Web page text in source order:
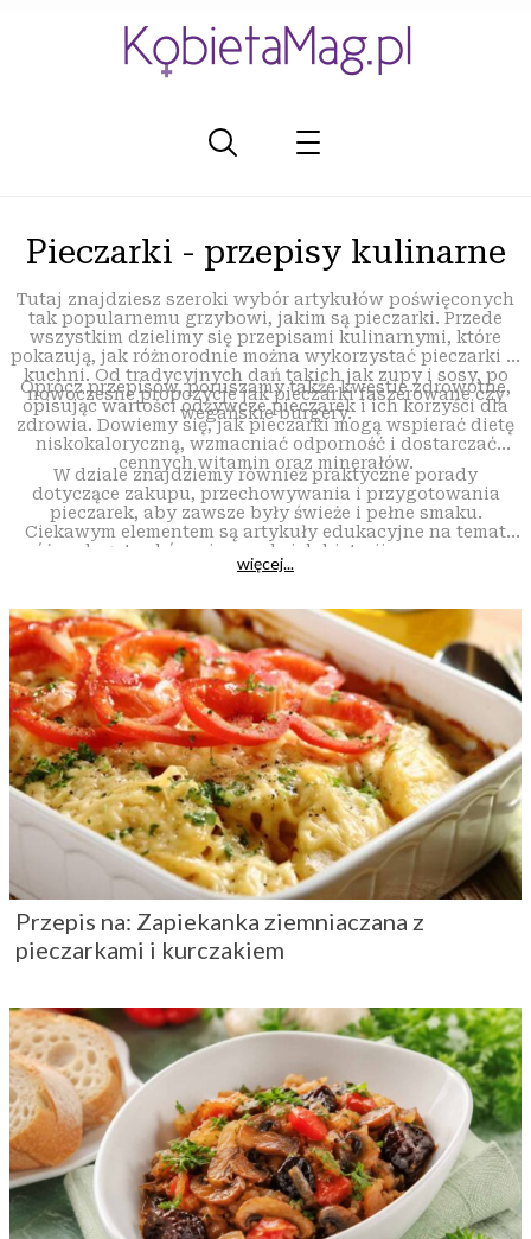
Pieczarki - przepisy kulinarne
Tutaj znajdziesz szeroki wybór artykułów poświęconych
tak popularnemu grzybowi, jakim są pieczarki. Przede
wszystkim dzielimy się przepisami kulinarnymi, które
pokazują, jak różnorodnie można wykorzystać pieczarki w
kuchni. Od tradycyjnych dań takich jak zupy i sosy, po
nowoczesne propozycje jak pieczarki faszerowane czy
wegańskie burgery.
Oprócz przepisów, poruszamy także kwestie zdrowotne,
opisując wartości odżywcze pieczarek i ich korzyści dla
zdrowia. Dowiemy się, jak pieczarki mogą wspierać dietę
niskokaloryczną, wzmacniać odporność i dostarczać
cennych witamin oraz minerałów.
W dziale znajdziemy również praktyczne porady
dotyczące zakupu, przechowywania i przygotowania
pieczarek, aby zawsze były świeże i pełne smaku.
Ciekawym elementem są artykuły edukacyjne na temat
różnych gatunków pieczarek, ich historii oraz uprawy.
więcej...
Przepis na: Zapiekanka ziemniaczana z
pieczarkami i kurczakiem